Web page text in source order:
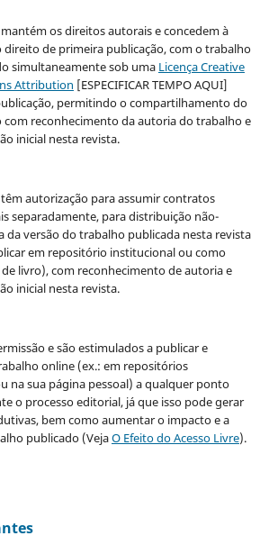
os direitos autorais e concedem à
direito de primeira publicação, com o trabalho
simultaneamente sob uma Licença Creative
Attribution [ESPECIFICAR TEMPO AQUI]
permitindo o compartilhamento do
com reconhecimento da autoria do trabalho e
inicial nesta revista.
autorização para assumir contratos
separadamente, para distribuição não-
da versão do trabalho publicada nesta revista
em repositório institucional ou como
livro), com reconhecimento de autoria e
inicial nesta revista.
e são estimulados a publicar e
online (ex.: em repositórios
na sua página pessoal) a qualquer ponto
o processo editorial, já que isso pode gerar
bem como aumentar o impacto e a
publicado (VejaO Efeito do Acesso Livre).